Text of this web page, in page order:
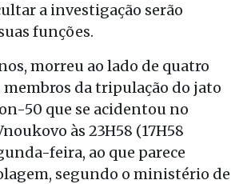
a investigação serão
funções.
morreu ao lado de quatro
membros da tripulação do jato
50 que se acidentou no
às 23H58 (17H58
feira, ao que parece
segundo o ministério de